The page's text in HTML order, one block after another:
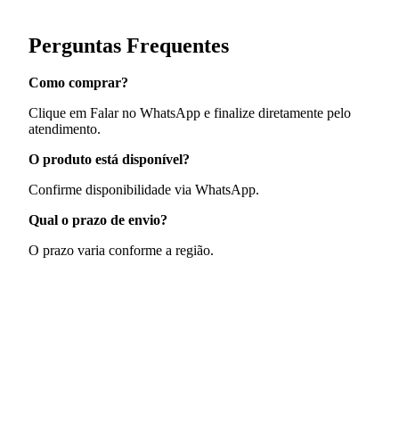
Perguntas Frequentes
Como comprar?
Clique em Falar no WhatsApp e finalize diretamente pelo
atendimento.
O produto está disponível?
Confirme disponibilidade via WhatsApp.
Qual o prazo de envio?
O prazo varia conforme a região.